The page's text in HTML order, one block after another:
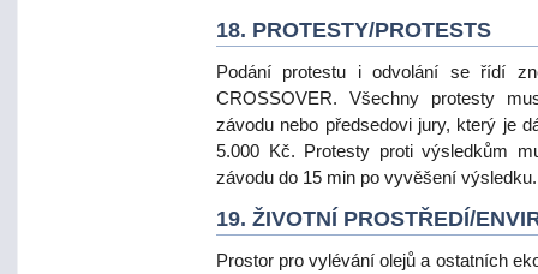
18. PROTESTY/PROTESTS
Podání protestu i odvolání se řídí
CROSSOVER. Všechny protesty
závodu nebo předsedovi jury, který je
5.000 Kč. Protesty proti výsledkům
závodu do 15 min po vyvěšení výsledku.
19. ŽIVOTNÍ PROSTŘEDÍ/
Prostor pro vylévání olejů a ostatních